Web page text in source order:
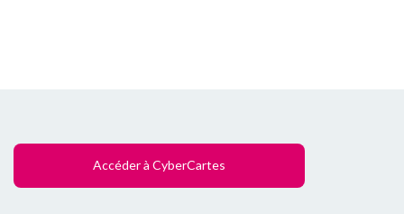
Accéder à CyberCartes